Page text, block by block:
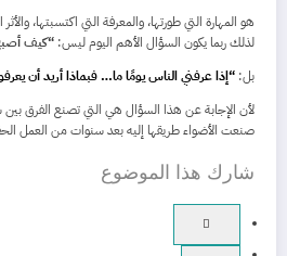
هو المهارة التي طورتها، والمعرفة التي اكتسبتها،
لذلك ربما يكون السؤال الأهم اليوم ليس: “كيف
بل: “إذا عرفني الناس يومًا ما… فبماذا أريد أن
لأن الإجابة عن هذا السؤال هي التي تصنع الفرق
صنعت الأضواء طريقها إليه بعد سنوات من العمل
شارك هذا الموضوع